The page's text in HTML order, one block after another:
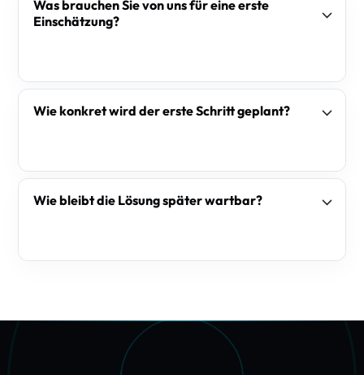
Was brauchen Sie von uns für eine erste
Einschätzung?
Wie konkret wird der erste Schritt geplant?
Wie bleibt die Lösung später wartbar?